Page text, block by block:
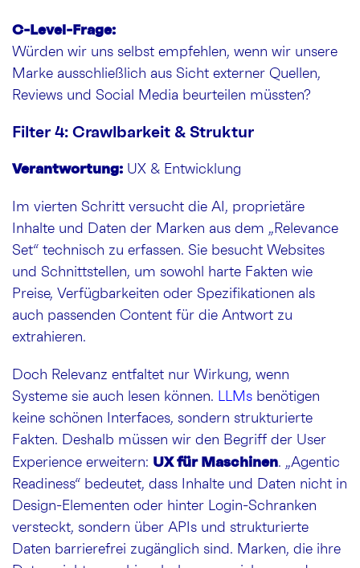
C-Level-Frage:
Würden wir uns selbst empfehlen, wenn wir unsere
Marke ausschließlich aus Sicht externer Quellen,
Reviews und Social Media beurteilen müssten?
Filter 4: Crawlbarkeit & Struktur
Verantwortung: UX & Entwicklung
Im vierten Schritt versucht die AI, proprietäre
Inhalte und Daten der Marken aus dem „Relevance
Set“ technisch zu erfassen. Sie besucht Websites
und Schnittstellen, um sowohl harte Fakten wie
Preise, Verfügbarkeiten oder Spezifikationen als
auch passenden Content für die Antwort zu
extrahieren.
Doch Relevanz entfaltet nur Wirkung, wenn
Systeme sie auch lesen können. LLMs benötigen
keine schönen Interfaces, sondern strukturierte
Fakten. Deshalb müssen wir den Begriff der User
Experience erweitern: UX für Maschinen. „Agentic
Readiness“ bedeutet, dass Inhalte und Daten nicht in
Design-Elementen oder hinter Login-Schranken
versteckt, sondern über APIs und strukturierte
Daten barrierefrei zugänglich sind. Marken, die ihre